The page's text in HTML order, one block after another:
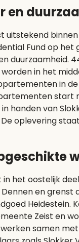
en
uitstekend
Fund op het
duurzaamheid.
in het
in
start
in handen van
De oplevering
het oostelijk
Dennen en grenst
Heidestein.
Zeist en
samen met